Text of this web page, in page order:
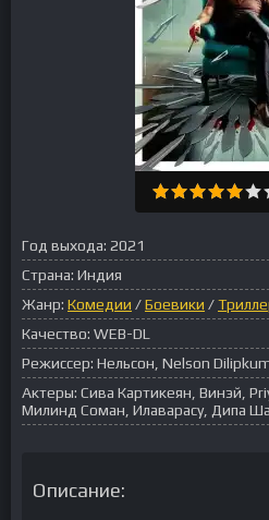
Год выхода: 2021
Страна: Индия
Жанр: Комедии /Боевики /
Качество: WEB-DL
Режиссер: Нельсон, Nelson
Актеры: Сива Картикеян, Винэй,
Милинд Соман, Илаварасу, Дипа
Описание: